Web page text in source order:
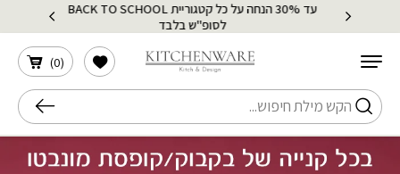
Skip to Content
עד 30% הנחה על כל קטגוריית BACK TO SCHOOL
לסופ"ש בלבד
חיפוש
(
0
)
הרשימה שלי
בחזרה למעלה